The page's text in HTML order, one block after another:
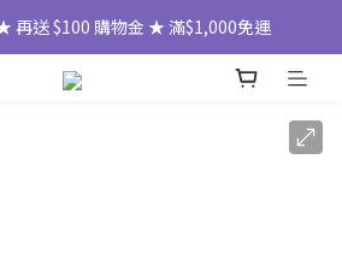
再送 $100 購物金 ★ 滿$1,000免運